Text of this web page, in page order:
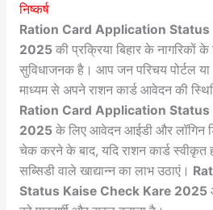
निष्कर्ष
Ration Card Application Status
2025 की प्रक्रिया बिहार के नागरिकों
सुविधाजनक है। आप जन परिचय पोर्टल या
माध्यम से अपने राशन कार्ड आवेदन की
Ration Card Application Status
2025 के लिए आवेदन आईडी और लॉगिन
चेक करने के बाद, यदि राशन कार्ड
सब्सिडी वाले खाद्यान्न का लाभ उठाएं।
Status Kaise Check Kare 2025